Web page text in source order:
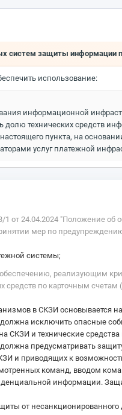
систем защиты информации
использование:
информационной
технических средств
пункта, на
услуг платежной
24.04.2024 "Положение об
мер по
системы;
реализующим
по карточным счетам
в СКЗИ основывается
исключить опасные
СКЗИ и технические
предусматривать
и приводящих к
команд, вводом
информации.
от